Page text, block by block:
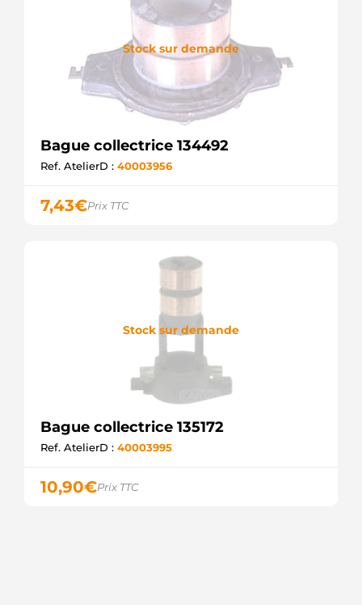
Stock sur demande
Bague collectrice 134492
Ref. AtelierD : 40003956
7,43€Prix TTC
Stock sur demande
Bague collectrice 135172
Ref. AtelierD : 40003995
10,90€Prix TTC